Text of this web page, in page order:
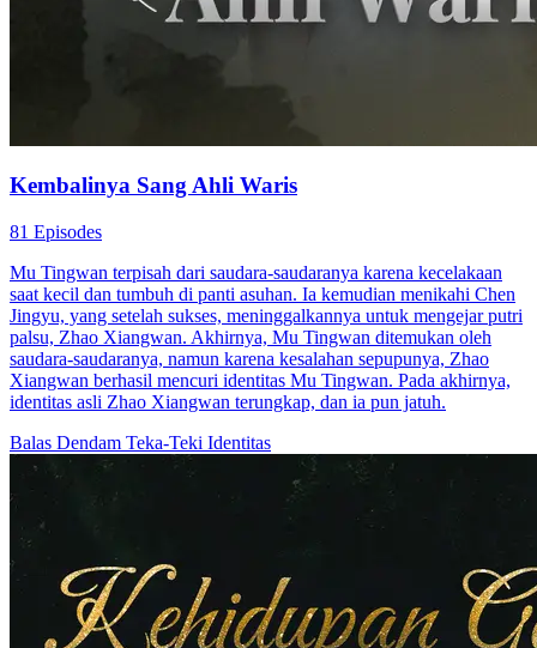
Kembalinya Sang Ahli Waris
81 Episodes
Mu Tingwan terpisah dari saudara-saudaranya karena kecelakaan
saat kecil dan tumbuh di panti asuhan. Ia kemudian menikahi Chen
Jingyu, yang setelah sukses, meninggalkannya untuk mengejar putri
palsu, Zhao Xiangwan. Akhirnya, Mu Tingwan ditemukan oleh
saudara-saudaranya, namun karena kesalahan sepupunya, Zhao
Xiangwan berhasil mencuri identitas Mu Tingwan. Pada akhirnya,
identitas asli Zhao Xiangwan terungkap, dan ia pun jatuh.
Balas Dendam Teka-Teki Identitas